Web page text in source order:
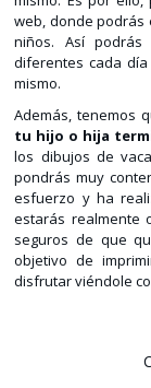
web, donde podrás
niños. Así
diferentes cada
mismo.
Además, tenemos
tu hijo o hija
los dibujos de
pondrás muy
esfuerzo y ha
estarás realmente
seguros de que
objetivo de
disfrutar viéndole